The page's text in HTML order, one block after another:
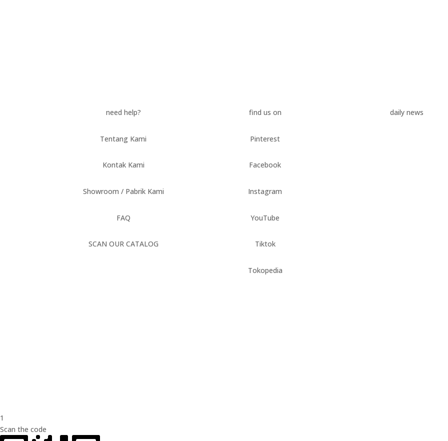
need help?
Tentang Kami
Kontak Kami
Showroom / Pabrik Kami
FAQ
SCAN OUR CATALOG
find us on
Pinterest
Facebook
Instagram
YouTube
Tiktok
Tokopedia
daily news
1
Scan the code